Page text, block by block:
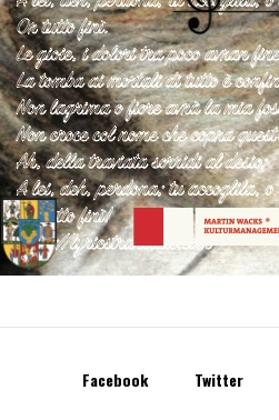
Facebook Twitter